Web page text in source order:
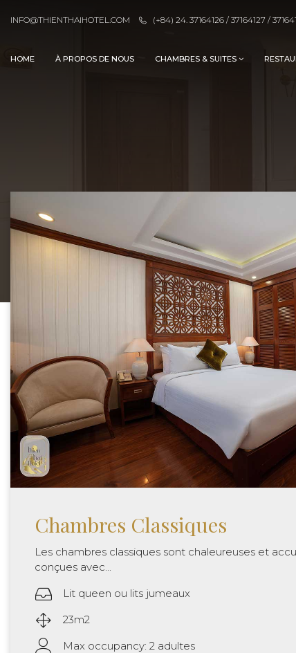
INFO@THIENTHAIHOTEL.COM (+84) 24. 37164126 / 37164127 /
HOME À PROPOS DE NOUS CHAMBRES & SUITES
Chambres Classiques
Les chambres classiques sont chaleureuses et
conçues avec...
Lit queen ou lits jumeaux
23m2
Max occupancy: 2 adultes